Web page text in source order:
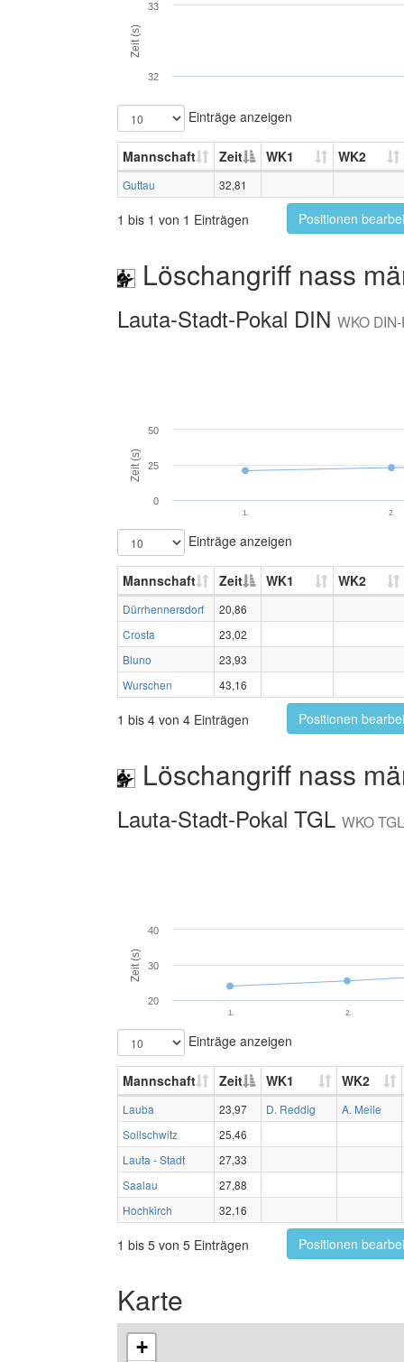
Zeit (s)
32
33
Einträge anzeigen
Mannschaft Zeit WK1 WK2
Guttau 32,81
1 bis 1 von 1 Einträgen Positionen
Löschangriff nass
Lauta-Stadt-Pokal DIN WKO
Zeit (s)
1. 2.
0
25
50
Einträge anzeigen
Mannschaft Zeit WK1 WK2
Dürrhennersdorf
20,86
Crosta
23,02
Bluno
23,93
Wurschen
43,16
1 bis 4 von 4 Einträgen Positionen
Löschangriff nass
Lauta-Stadt-Pokal TGL WKO
Zeit (s)
1. 2.
20
30
40
Einträge anzeigen
Mannschaft Zeit WK1 WK2
Lauba 23,97 D. Reddig
A. Meile
Sollschwitz
25,46
Lauta - Stadt
27,33
Saalau
27,88
Hochkirch
32,16
1 bis 5 von 5 Einträgen Positionen
Karte
+